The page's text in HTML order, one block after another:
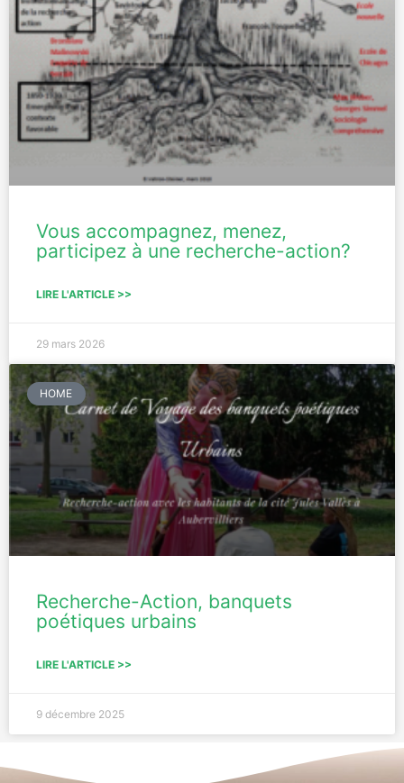
Vous accompagnez, menez,
participez à une recherche-action?
LIRE L'ARTICLE >>
29 mars 2026
HOME
Recherche-Action, banquets
poétiques urbains
LIRE L'ARTICLE >>
9 décembre 2025